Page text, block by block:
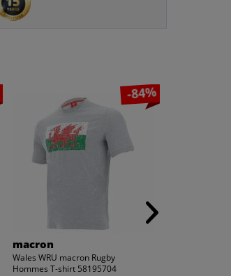
-84%
macron
Wales WRU macron Rugby
Hommes T-shirt 58195704